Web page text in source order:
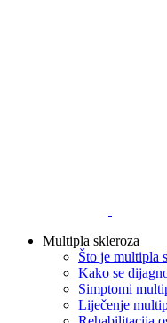
Multipla skleroza
Što je multipla
Kako se
Simptomi
Liječenje